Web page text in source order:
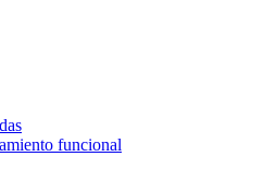
funcional